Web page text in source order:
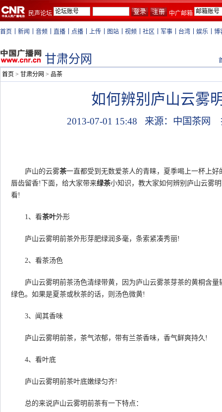
民声论坛 中广邮箱
首页 新闻 音频 直播 点播 上传 图站 视频 社区 军事 台湾 娱乐 博
甘肃分网
首页 > 甘肃分网 > 品茶
如何辨别庐山云雾
2013-07-01 15:48 来源：中国茶网
庐山的云雾茶一直都受到无数爱茶人的青睐，夏季喝上一杯上好
唇齿留香!下面，给大家带来绿茶小知识，教大家如何辨别庐山云雾
看!
1、看茶叶外形
庐山云雾明前茶外形芽肥绿润多毫，条索紧凑秀丽!
2、看茶汤色
庐山云雾明前茶汤色清绿带黄，因为庐山云雾茶芽茶的黄桐含量
绿色。如果是夏茶或秋茶的话，则汤色微黄!
3、闻其香味
庐山云雾明前茶，茶气浓郁，带有兰茶香味，香气鲜爽持久!
4、看叶底
庐山云雾明前茶叶底嫩绿匀齐!
总的来说庐山云雾明前茶有一下特点：